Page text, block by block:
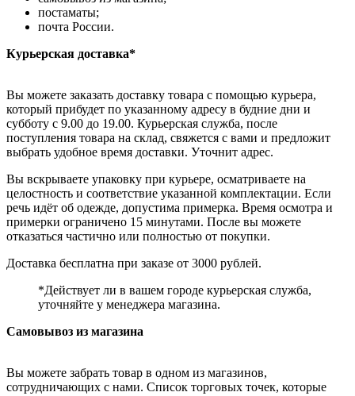
постаматы;
почта России.
Курьерская доставка*
Вы можете заказать доставку товара с помощью курьера,
который прибудет по указанному адресу в будние дни и
субботу с 9.00 до 19.00. Курьерская служба, после
поступления товара на склад, свяжется с вами и предложит
выбрать удобное время доставки. Уточнит адрес.
Вы вскрываете упаковку при курьере, осматриваете на
целостность и соответствие указанной комплектации. Если
речь идёт об одежде, допустима примерка. Время осмотра и
примерки ограничено 15 минутами. После вы можете
отказаться частично или полностью от покупки.
Доставка бесплатна при заказе от 3000 рублей.
*Действует ли в вашем городе курьерская служба,
уточняйте у менеджера магазина.
Самовывоз из магазина
Вы можете забрать товар в одном из магазинов,
сотрудничающих с нами. Список торговых точек, которые